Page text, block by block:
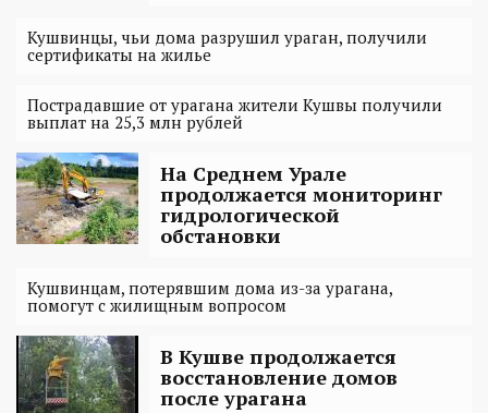
Кушвинцы, чьи дома разрушил ураган, получили
сертификаты на жилье
Пострадавшие от урагана жители Кушвы получили
выплат на 25,3 млн рублей
На Среднем Урале
продолжается мониторинг
гидрологической
обстановки
Кушвинцам, потерявшим дома из-за урагана,
помогут с жилищным вопросом
В Кушве продолжается
восстановление домов
после урагана